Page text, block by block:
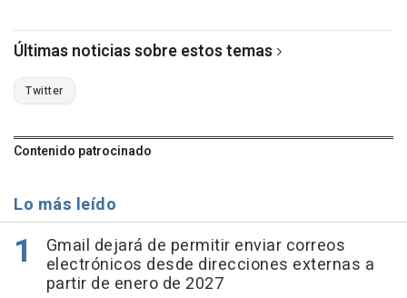
Últimas noticias sobre estos temas
Twitter
Contenido patrocinado
Lo más leído
Gmail dejará de permitir enviar correos
electrónicos desde direcciones externas a
partir de enero de 2027